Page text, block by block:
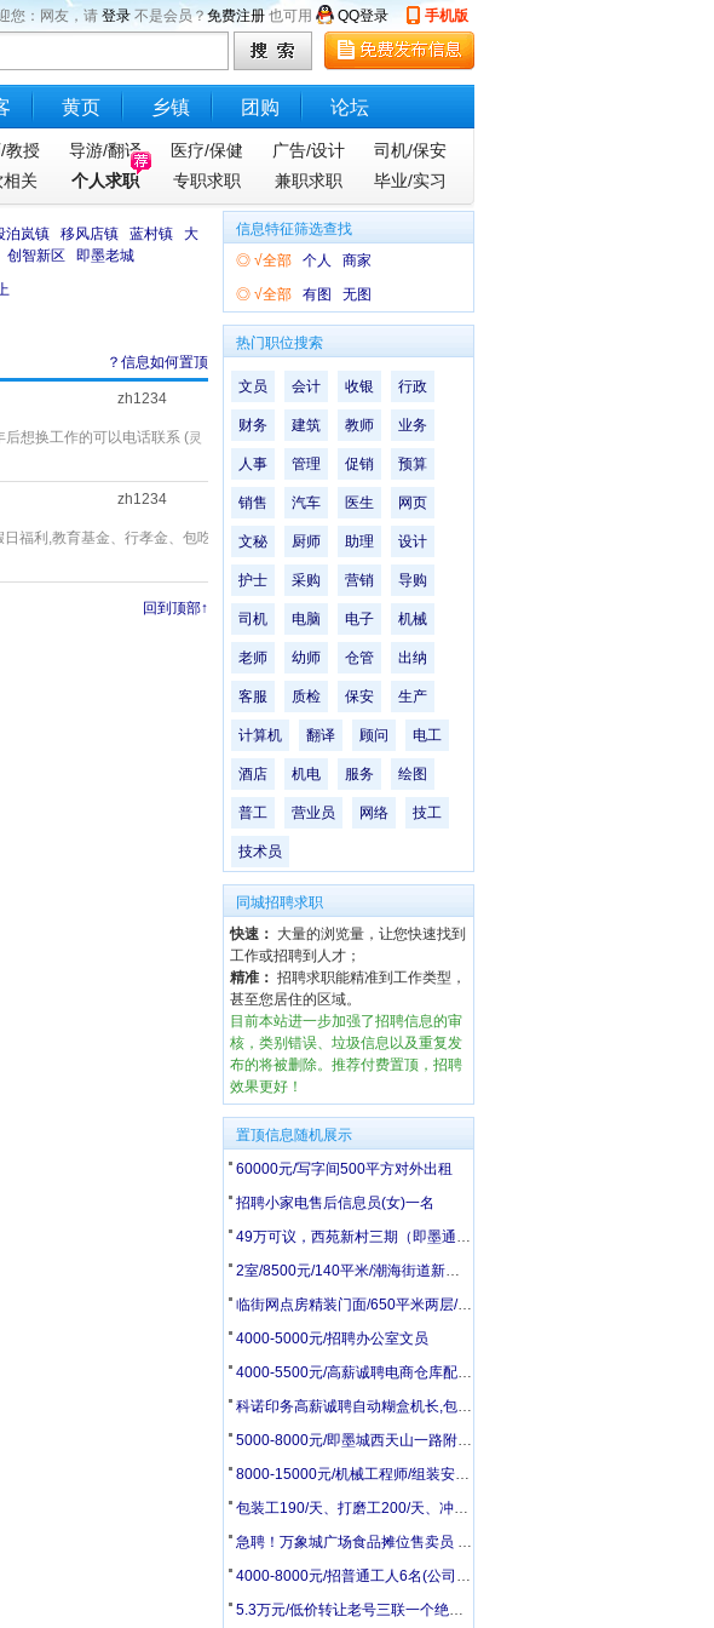
您：网友，请 登录 不是会员？免费注册 也可用 QQ登录 手机版
黄页 乡镇 团购 论坛
教授 导游/翻译 医疗/保健 广告/设计
司机/保安
相关 个人求职 专职求职 兼职求职 毕业/实习
泊岚镇 移风店镇 蓝村镇
大
创智新区
即墨老城
？信息如何置顶
zh1234
想换工作的可以电话联系 (灵
zh1234
福利,教育基金、行孝金、包吃
回到顶部↑
信息特征筛选查找
◎ √全部 个人
商家
◎ √全部 有图 无图
热门职位搜索
文员 会计 收银 行政
财务 建筑 教师 业务
人事 管理 促销 预算
销售 汽车 医生 网页
文秘 厨师 助理 设计
护士 采购 营销 导购
司机 电脑 电子 机械
老师 幼师 仓管 出纳
客服 质检 保安 生产
计算机 翻译 顾问 电工
酒店 机电 服务 绘图
普工 营业员 网络 技工
技术员
同城招聘求职
快速： 大量的浏览量，让您快速找到
工作或招聘到人才；
精准： 招聘求职能精准到工作类型，
甚至您居住的区域。
目前本站进一步加强了招聘信息的审
核，类别错误、垃圾信息以及重复发
布的将被删除。推荐付费置顶，招聘
效果更好！
置顶信息随机展示
60000元/写字间500平方对外出租
招聘小家电售后信息员(女)一名
49万可议，西苑新村三期（即墨通济）黄金楼层83.17平 出售
2室/8500元/140平米/潮海街道新建村平房140平带院有井水
临街网点房精装门面/650平米两层/大同街与振华街交界处(原新世界大厦路口处)
4000-5000元/招聘办公室文员
4000-5500元/高薪诚聘电商仓库配货打包3人
科诺印务高薪诚聘自动糊盒机长,包装检品工,胶印机副工,模切工,统计
5000-8000元/即墨城西天山一路附近招聘司机2名
8000-15000元/机械工程师/组装安装工/钳工/电焊钣金工
包装工190/天、打磨工200/天、冲床、压力机操作240/天
急聘！万象城广场食品摊位售卖员 5500-6000 + 车补
4000-8000元/招普通工人6名(公司在28中附近)
5.3万元/低价转让老号三联一个绝对好号